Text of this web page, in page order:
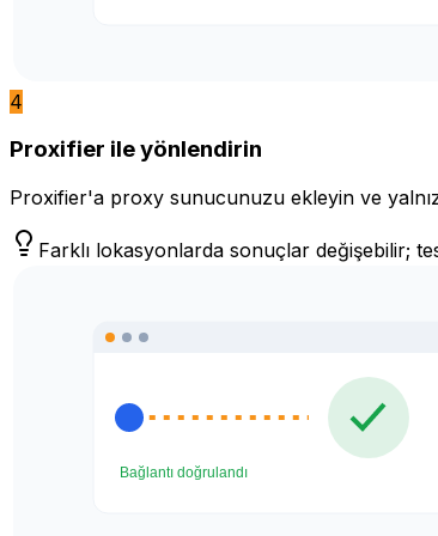
4
Proxifier ile yönlendirin
Proxifier'a proxy sunucunuzu ekleyin ve
Farklı lokasyonlarda sonuçlar değişebilir;